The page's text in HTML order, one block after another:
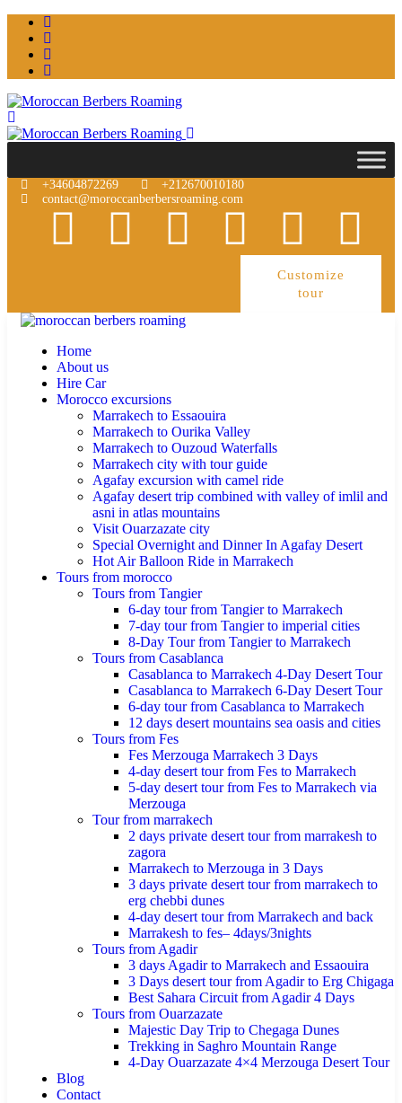
+34604872269
+212670010180
contact@moroccanberbersroaming.com
Customize
tour
Home
About us
Hire Car
Morocco excursions
Marrakech to Essaouira
Marrakech to Ourika Valley
Marrakech to Ouzoud Waterfalls
Marrakech city with tour guide
Agafay excursion with camel ride
Agafay desert trip combined with valley of imlil and
asni in atlas mountains
Visit Ouarzazate city
Special Overnight and Dinner In Agafay Desert
Hot Air Balloon Ride in Marrakech
Tours from morocco
Tours from Tangier
6-day tour from Tangier to Marrakech
7-day tour from Tangier to imperial cities
8-Day Tour from Tangier to Marrakech
Tours from Casablanca
Casablanca to Marrakech 4-Day Desert Tour
Casablanca to Marrakech 6-Day Desert Tour
6-day tour from Casablanca to Marrakech
12 days desert mountains sea oasis and cities
Tours from Fes
Fes Merzouga Marrakech 3 Days
4-day desert tour from Fes to Marrakech
5-day desert tour from Fes to Marrakech via
Merzouga
Tour from marrakech
2 days private desert tour from marrakesh to
zagora
Marrakech to Merzouga in 3 Days
3 days private desert tour from marrakech to
erg chebbi dunes
4-day desert tour from Marrakech and back
Marrakesh to fes– 4days/3nights
Tours from Agadir
3 days Agadir to Marrakech and Essaouira
3 Days desert tour from Agadir to Erg Chigaga
Best Sahara Circuit from Agadir 4 Days
Tours from Ouarzazate
Majestic Day Trip to Chegaga Dunes
Trekking in Saghro Mountain Range
4-Day Ouarzazate 4×4 Merzouga Desert Tour
Blog
Contact